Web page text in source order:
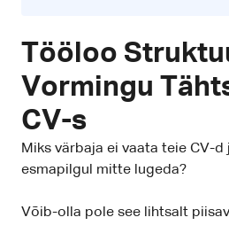
Tööloo
Vormingu
CV-s
Miks värbaja ei vaata teie CV-
esmapilgul mitte lugeda?
Võib-olla pole see lihtsalt